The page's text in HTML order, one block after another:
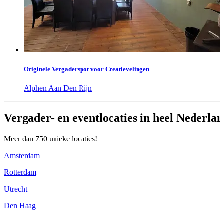
Originele Vergaderspot voor Creatievelingen
Alphen Aan Den Rijn
Vergader- en eventlocaties in heel
Meer dan 750 unieke locaties!
Amsterdam
Rotterdam
Utrecht
Den Haag